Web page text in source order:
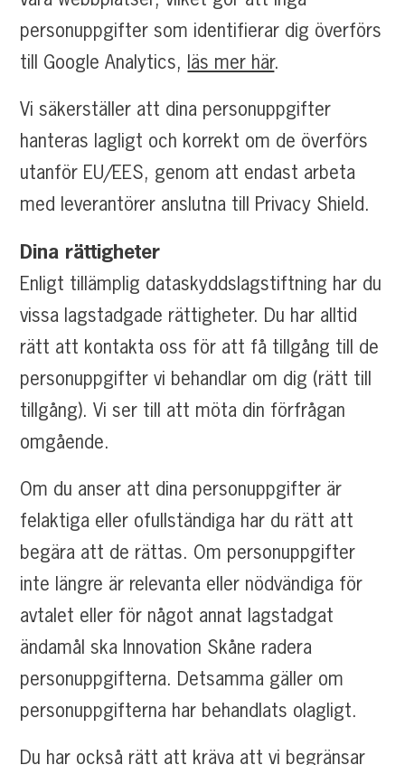
personuppgifter som identifierar dig överförs
till Google Analytics, läs mer här.
Vi säkerställer att dina personuppgifter
hanteras lagligt och korrekt om de överförs
utanför EU/EES, genom att endast arbeta
med leverantörer anslutna till Privacy Shield.
Dina rättigheter
Enligt tillämplig dataskyddslagstiftning har du
vissa lagstadgade rättigheter. Du har alltid
rätt att kontakta oss för att få tillgång till de
personuppgifter vi behandlar om dig (rätt till
tillgång). Vi ser till att möta din förfrågan
omgående.
Om du anser att dina personuppgifter är
felaktiga eller ofullständiga har du rätt att
begära att de rättas. Om personuppgifter
inte längre är relevanta eller nödvändiga för
avtalet eller för något annat lagstadgat
ändamål ska Innovation Skåne radera
personuppgifterna. Detsamma gäller om
personuppgifterna har behandlats olagligt.
Du har också rätt att kräva att vi begränsar